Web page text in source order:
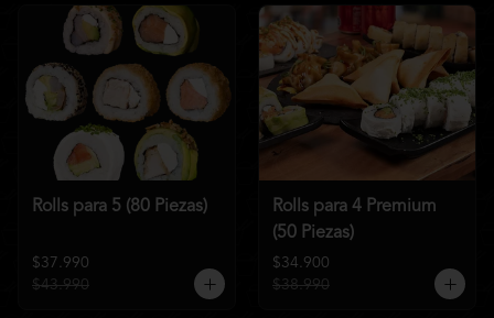
Rolls para 5 (80 Piezas)
$37.990
$43.990
Rolls para 4 Premium
(50 Piezas)
$34.900
$38.990